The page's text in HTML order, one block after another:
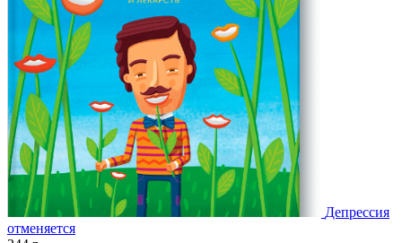
Депрессия
отменяется